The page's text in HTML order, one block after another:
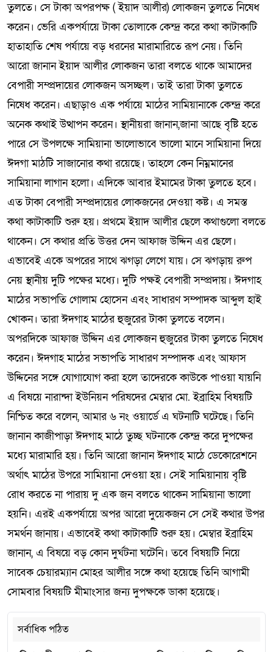
তুলতে। সে টাকা অপরপক্ষ ( ইয়াদ আলীর) লোকজন তুলতে নিষেধ
করেন। ভেরি একপর্যায়ে টাকা তোলাকে কেন্দ্র করে কথা কাটাকাটি
হাতাহাতি শেষ পর্যায়ে বড় ধরনের মারামারিতে রূপ নেয়। তিনি
আরো জানান ইয়াদ আলীর লোকজন তারা বলতে থাকে আমাদের
বেপারী সম্প্রদায়ের লোকজন অসচ্ছল। তাই তারা টাকা তুলতে
নিষেধ করেন। এছাড়াও এক পর্যায়ে মাঠের সামিয়ানাকে কেন্দ্র করে
অনেক কথাই উত্থাপন করেন। স্থানীয়রা জানান,জানা আছে বৃষ্টি হতে
পারে সে উপলক্ষে সামিয়ানা ভালোভাবে ভালো মানে সামিয়ানা দিয়ে
ঈদগা মাঠটি সাজানোর কথা রয়েছে। তাহলে কেন নিম্নমানের
সামিয়ানা লাগান হলো। এদিকে আবার ইমামের টাকা তুলতে হবে।
এত টাকা বেপারী সম্প্রদায়ের লোকজনের দেওয়া কষ্ট। এ সমস্ত
কথা কাটাকাটি শুরু হয়। প্রথমে ইয়াদ আলীর ছেলে কথাগুলো বলতে
থাকেন। সে কথার প্রতি উত্তর দেন আফাজ উদ্দিন এর ছেলে।
এভাবেই একে অপরের সাথে ঝগড়া লেগে যায়। সে ঝগড়ায় রুপ
নেয় স্থানীয় দুটি পক্ষের মধ্যে। দুটি পক্ষই বেপারী সম্প্রদায়। ঈদগাহ
মাঠের সভাপতি গোলাম হোসেন এবং সাধারণ সম্পাদক আব্দুল হাই
খোকন। তারা ঈদগাহ মাঠের হুজুরের টাকা তুলতে বলেন।
অপরদিকে আফাজ উদ্দিন এর লোকজন হুজুরের টাকা তুলতে নিষেধ
করেন। ঈদগাহ মাঠের সভাপতি সাধারণ সম্পাদক এবং আফাস
উদ্দিনের সঙ্গে যোগাযোগ করা হলে তাদেরকে কাউকে পাওয়া যায়নি
এ বিষয়ে নারান্দা ইউনিয়ন পরিষদের মেম্বার মো. ইব্রাহিম বিষয়টি
নিশ্চিত করে বলেন, আমার ৬ নং ওয়ার্ডে এ ঘটনাটি ঘটেছে। তিনি
জানান কাজীপাড়া ঈদগাহ মাঠে তুচ্ছ ঘটনাকে কেন্দ্র করে দুপক্ষের
মধ্যে মারামারি হয়। তিনি আরো জানান ঈদগাহ মাঠে ডেকোরেশনে
অর্থাৎ মাঠের উপরে সামিয়ানা দেওয়া হয়। সেই সামিয়ানায় বৃষ্টি
রোধ করতে না পারায় দু এক জন বলতে থাকেন সামিয়ানা ভালো
হয়নি। এরই একপর্যায়ে অপর আরো দুয়েকজন সে সেই কথার উপর
সমর্থন জানায়। এভাবেই কথা কাটাকাটি শুরু হয়। মেম্বার ইব্রাহিম
জানান, এ বিষয়ে বড় কোন দুর্ঘটনা ঘটেনি। তবে বিষয়টি নিয়ে
সাবেক চেয়ারম্যান মোহর আলীর সঙ্গে কথা হয়েছে তিনি আগামী
সোমবার বিষয়টি মীমাংসার জন্য দুপক্ষকে ডাকা হয়েছে।
সর্বাধিক পঠিত